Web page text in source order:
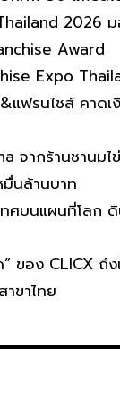
2026
Award
Expo
ฟรนไชส์ คาดเ
จากร้านชานม
มื่นล้านบาท
ทศบนแผนที่โลก
” ของ CLICX ถึ
ขาไทย